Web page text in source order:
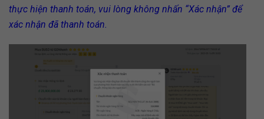
thực hiện thanh toán, vui lòng không nhấn “Xác nhận” để
xác nhận đã thanh toán.